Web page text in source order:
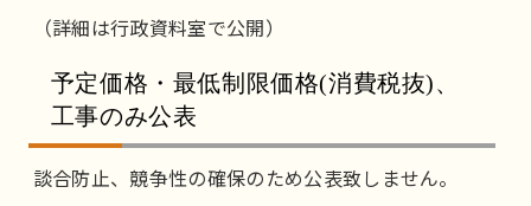
（詳細は行政資料室で公開）
予定価格・最低制限価格(消費税抜)、
工事のみ公表
談合防止、競争性の確保のため公表致しません。